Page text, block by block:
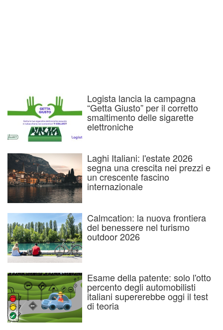
Logista lancia la campagna
“Getta Giusto” per il corretto
smaltimento delle sigarette
elettroniche
Laghi Italiani: l'estate 2026
segna una crescita nei prezzi e
un crescente fascino
internazionale
Calmcation: la nuova frontiera
del benessere nel turismo
outdoor 2026
Esame della patente: solo l'otto
percento degli automobilisti
italiani supererebbe oggi il test
di teoria